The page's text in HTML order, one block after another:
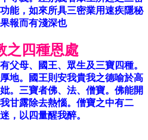
能，如來所具三密業用速疾隱秘
報而有淺深也
之四種恩處
父母、國王、眾生及三寶四種。
地。國王則安我貴我之德喻於高
。三寶者佛、法、僧寶。佛能開
甘露除去熱惱。僧寶之中有二
，以四量醒我醉。